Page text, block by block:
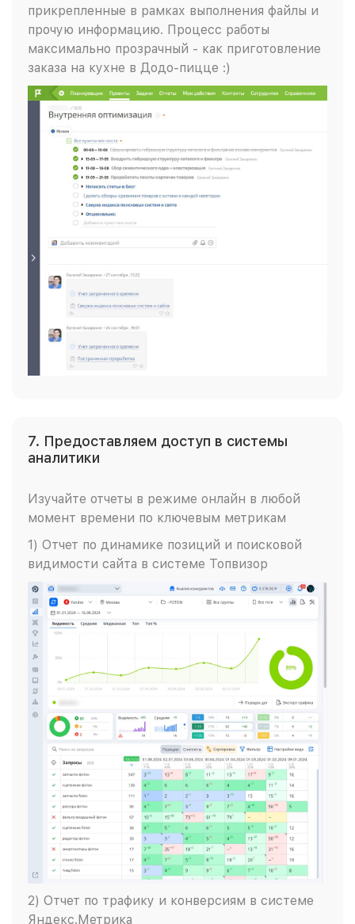
прикрепленные в рамках выполнения файлы и
прочую информацию. Процесс работы
максимально прозрачный - как приготовление
заказа на кухне в Додо-пицце :)
7. Предоставляем доступ в системы
аналитики
Изучайте отчеты в режиме онлайн в любой
момент времени по ключевым метрикам
1) Отчет по динамике позиций и поисковой
видимости сайта в системе Топвизор
2) Отчет по трафику и конверсиям в системе
Яндекс.Метрика